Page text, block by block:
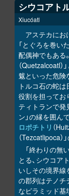
シウコアト
Xiucóatl
アステカにお
「とぐろを巻い
配偶神でもある
（Quetzalcoatl）
魃といった危険
トルコ石の蛇
役割を担ってお
ティトランで発
ン」の縁を囲ん
ロポチトリ （
（Tezcatlipoca）
「終わりの無
とる、シウコア
いしその境界線
の郡列はテノチ
なピラミッド基